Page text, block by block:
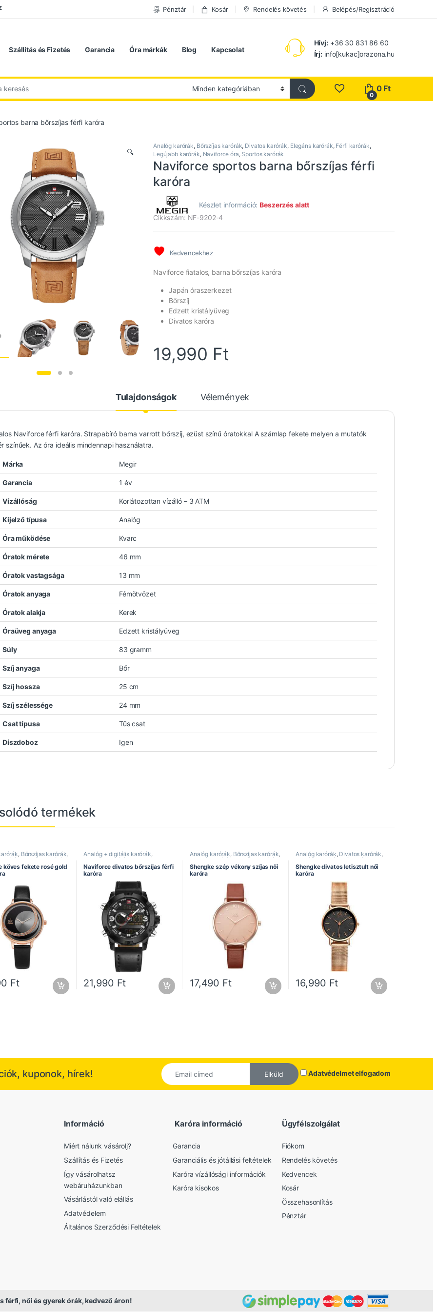
Pénztár Kosár Rendelés követés Belépés/Regisztráció
Szállítás és Fizetés Garancia Óra márkák Blog Kapcsolat
Hívj:+36 30 831 86 60
Írj: info[kukac]orazona.hu
0
0 Ft
barna bőrszíjas férfi karóra
🔍
Analóg karórák, Bőrszíjas karórák, Divatos karórák, Elegáns karórák, Férfi karórák,
Legújabb karórák, Naviforce óra, Sportos karórák
Naviforce sportos barna bőrszíjas férfi
karóra
Készlet információ:Beszerzés alatt
Cikkszám: NF-9202-4
Kedvencekhez
Naviforce fiatalos, barna bőrszíjas karóra
Japán óraszerkezet
Bőrszíj
Edzett kristályüveg
Divatos karóra
19,990 Ft
Tulajdonságok Vélemények
Naviforce férfi karóra. Strapabíró barna varrott bőrszíj, ezüst színű óratokkal A számlap fekete melyen a mutatók
színűek. Az óra ideális mindennapi használatra.
Márka Megir
Garancia 1 év
Vízállóság Korlátozottan vízálló – 3 ATM
Kijelző típusa Analóg
Óra működése Kvarc
Óratok mérete 46 mm
Óratok vastagsága 13 mm
Óratok anyaga Fémötvözet
Óratok alakja Kerek
Óraüveg anyaga Edzett kristályüveg
Súly 83 gramm
Szíj anyaga Bőr
Szíj hossza 25 cm
Szíj szélessége 24 mm
Csat típusa Tűs csat
Díszdoboz Igen
termékek
, Bőrszíjas karórák,
Elegáns karórák
,Shengke óra
köves fekete rosé gold
Ft
Analóg + digitális karórák,
Bőrszíjas karórák
karórák,Dual kijelzős karórák,
Férfi karórák
Naviforce óra
Sportos karórák
Naviforce divatos bőrszíjas férfi
karóra
21,990 Ft
Analóg karórák, Bőrszíjas karórák,
Divatos karórák
Elegáns karórák
Női karórák,Shengke óra
Shengke szép vékony szíjas női
karóra
17,490 Ft
Analóg karórák, Divatos karórák,
Elegáns karórák
Női karórák
Shengke óra
Shengke divatos letisztult női
karóra
16,990 Ft
kuponok, hírek! Elküld Adatvédelmet elfogadom
Információ
Miért nálunk vásárolj?
Szállítás és Fizetés
Így vásárolhatsz
webáruházunkban
Vásárlástól való elállás
Adatvédelem
Általános Szerződési Feltételek
Karóra információ
Garancia
Garanciális és jótállási feltételek
Karóra vízállósági információk
Karóra kisokos
Ügyfélszolgálat
Fiókom
Rendelés követés
Kedvencek
Kosár
Összehasonlítás
Pénztár
férfi, női és gyerek órák, kedvező áron!